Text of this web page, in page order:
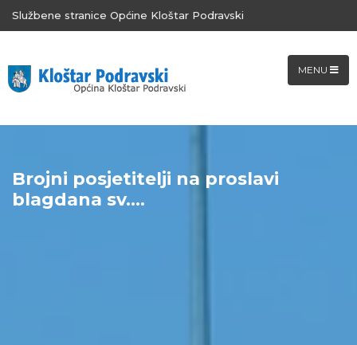
Službene stranice Općine Kloštar Podravski
MENU
Brojni posjetitelji na proslavi
blagdana sv....